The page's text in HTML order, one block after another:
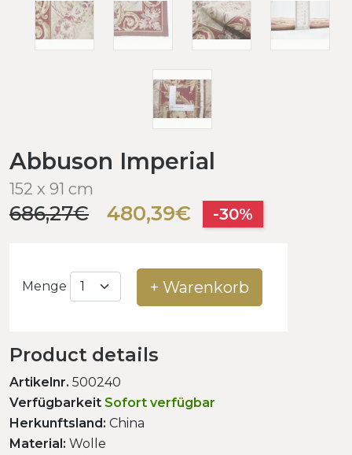
Abbuson Imperial
152 x 91 cm
686,27€ 480,39€ -30%
Menge + Warenkorb
Product details
Artikelnr. 500240
Verfügbarkeit Sofort verfügbar
Herkunftsland: China
Material: Wolle